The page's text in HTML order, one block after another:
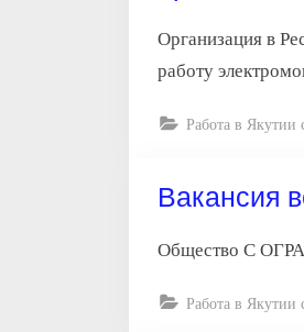
Организация в
работу
Работа в Якутии
Вакансия
Общество С
Работа в Якутии